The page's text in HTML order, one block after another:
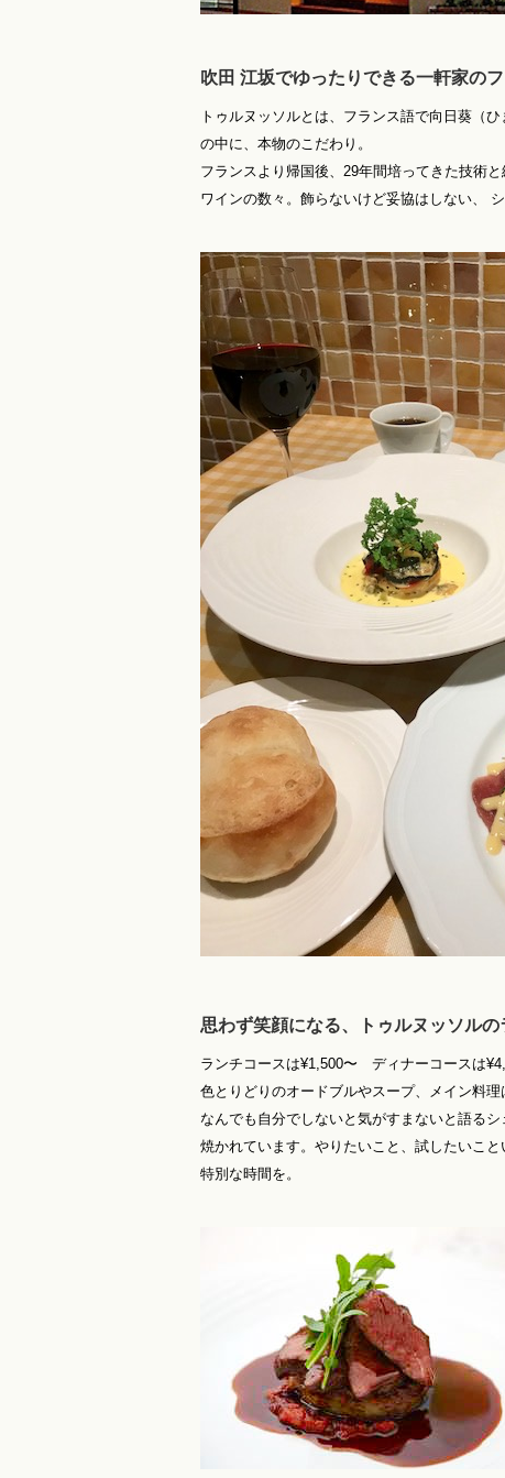
吹田 江坂でゆったりできる一軒家の
トゥルヌッソルとは、フランス語で向日葵（
の中に、本物のこだわり。
フランスより帰国後、29年間培ってきた技術
ワインの数々。飾らないけど妥協はしない、
思わず笑顔になる、トゥルヌッソル
ランチコースは¥1,500〜 ディナーコースは
色とりどりのオードブルやスープ、メイン料理
なんでも自分でしないと気がすまないと語る
焼かれています。やりたいこと、試したいこ
特別な時間を。